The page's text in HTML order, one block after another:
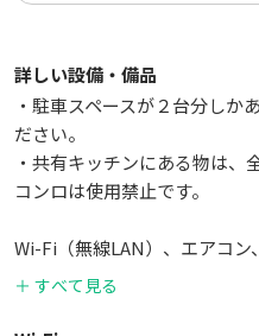
詳しい設備・備品
・駐車スペースが２台分しか
ださい。
・共有キッチンにある物は
コンロは使用禁止です。
Wi-Fi（無線LAN）、エアコン
トドアチェア3個、ブランケ
＋ すべて見る